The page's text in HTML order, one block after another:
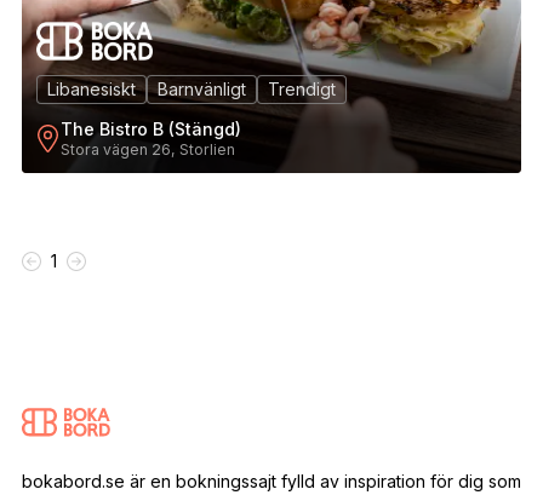
Libanesiskt Barnvänligt
Trendigt
The Bistro B (Stängd)
Stora vägen 26, Storlien
1
bokabord.se är en bokningssajt fylld av inspiration för dig som